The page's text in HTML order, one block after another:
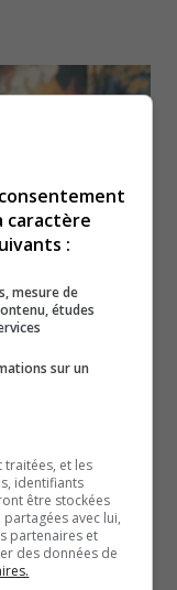
par
petits
La
de douceur,
qui sont
NOTRE
caractère
:
mesure de
études
sur un
traitées, et les
identifiants
être stockées
avec lui,
partenaires et
des données de